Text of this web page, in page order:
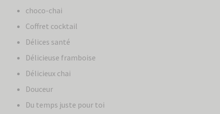
choco-chai
Coffret cocktail
Délices santé
Délicieuse framboise
Délicieux chai
Douceur
Du temps juste pour toi